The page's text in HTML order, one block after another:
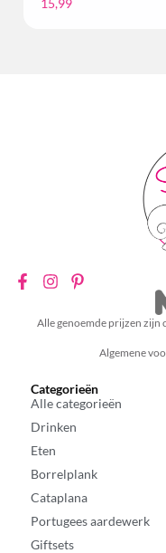
Alle genoemde prijzen zijn
Algemene
Categorieën
Alle categorieën
Drinken
Eten
Borrelplank
Cataplana
Portugees aardewerk
Giftsets